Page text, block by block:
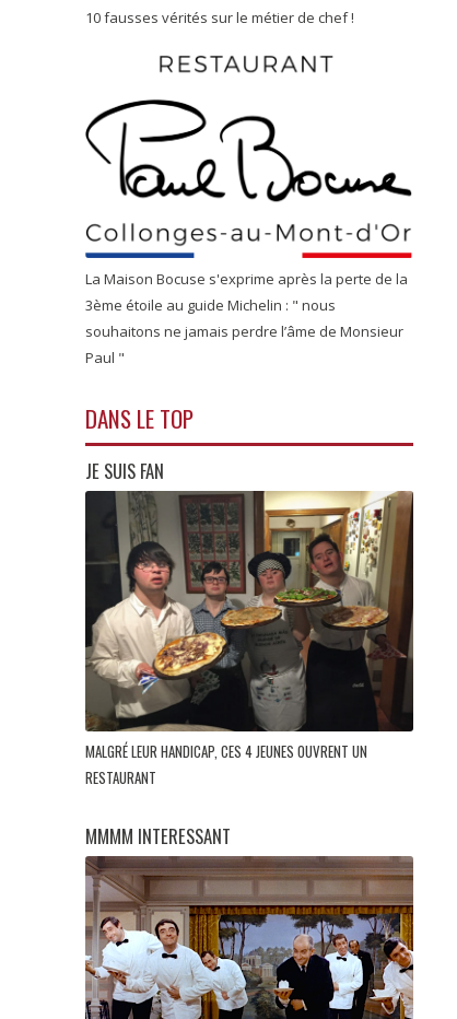
10 fausses vérités sur le métier de chef !
La Maison Bocuse s'exprime après la perte de la
3ème étoile au guide Michelin : " nous
souhaitons ne jamais perdre l’âme de Monsieur
Paul "
DANS LE TOP
JE SUIS FAN
MALGRÉ LEUR HANDICAP, CES 4 JEUNES OUVRENT UN
RESTAURANT
MMMM INTERESSANT